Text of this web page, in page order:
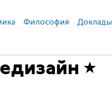
Философия Доклады